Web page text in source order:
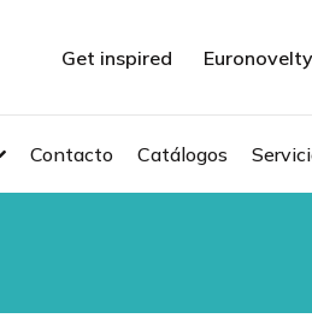
Get inspired Euronovelty
Contacto Catálogos